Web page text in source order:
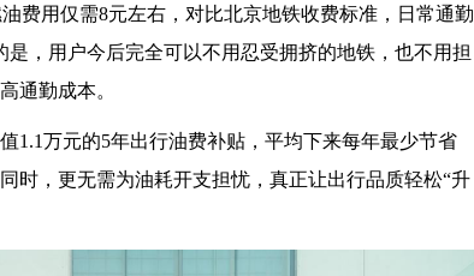
费用仅需8元左右，对比北京地铁收费标准，日常通勤
，用户今后完全可以不用忍受拥挤的地铁，也不用担
通勤成本。
1.1万元的5年出行油费补贴，平均下来每年最少节省
时，更无需为油耗开支担忧，真正让出行品质轻松“升